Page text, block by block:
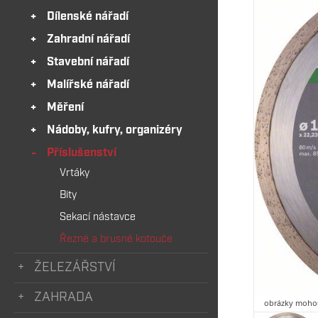
Dílenské nářadí
Zahradní nářadí
Stavební nářadí
Malířské nářadí
Měření
Nádoby, kufry, organizéry
Příslušenství
Vrtáky
Bity
Sekací nástavce
Řezné a brusné kotouče
ŽELEZÁŘSTVÍ
ZAHRADA obrázky